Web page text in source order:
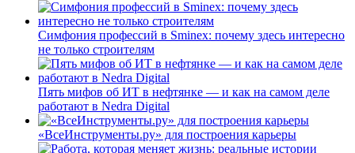
Симфония профессий в Sminex: почему здесь интересно
не только строителям
Пять мифов об ИТ в нефтянке — и как на самом деле
работают в Nedra Digital
«ВсеИнструменты.ру» для построения карьеры